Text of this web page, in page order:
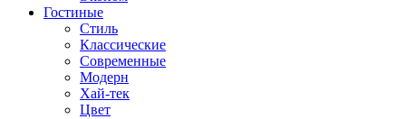
Гостиные
Стиль
Классические
Современные
Модерн
Хай-тек
Цвет